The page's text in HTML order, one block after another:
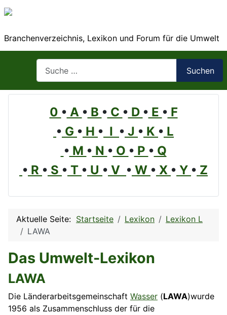
Branchenverzeichnis, Lexikon und Forum für die Umwelt
Suchen
0 • A • B • C • D • E • F
• G • H • I • J • K • L
• M • N • O • P • Q
• R • S • T • U • V • W • X • Y • Z
Aktuelle Seite: Startseite Lexikon
Lexikon L
LAWA
Das Umwelt-Lexikon
LAWA
Die Länderarbeitsgemeinschaft Wasser (LAWA)wurde
1956 als Zusammenschluss der für die